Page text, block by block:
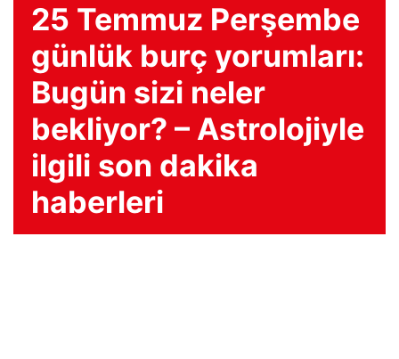
25 Temmuz Perşembe
günlük burç yorumları:
Bugün sizi neler
bekliyor? – Astrolojiyle
ilgili son dakika
haberleri